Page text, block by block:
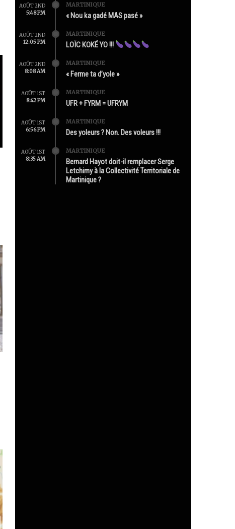
AOÛT 2ND
5:48 PM
MARTINIQUE
« Nou ka gadé MAS pasé »
AOÛT 2ND
12:05 PM
MARTINIQUE
LOÏC KOKÉ YO !!!
AOÛT 2ND
8:08 AM
MARTINIQUE
« Ferme ta d’yole »
AOÛT 1ST
8:42 PM
MARTINIQUE
UFR + FYRM = UFRYM
AOÛT 1ST
6:56 PM
MARTINIQUE
Des yoleurs ? Non. Des voleurs !!!
AOÛT 1ST
8:35 AM
MARTINIQUE
Bernard Hayot doit-il remplacer Serge
Letchimy à la Collectivité Territoriale de
Martinique ?